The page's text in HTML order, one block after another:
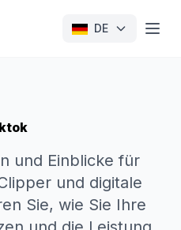
DE
und Einblicke für
und digitale
Sie, wie Sie Ihre